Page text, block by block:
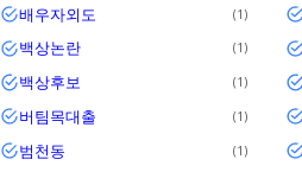
배우자외도 1
백상논란 1
백상후보 1
버팀목대출 1
범천동 1